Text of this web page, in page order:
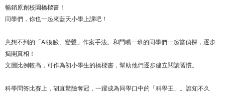
暢銷原創校園橋樑書！
同學們，你也一起來藍天小學上課吧！
意想不到的「AI換臉、變聲」作案手法。和鬥嘴一班的同學們一起當偵探，逐步
揭開真相！
文圖比例較高，可作為初小學生的橋樑書，幫助他們逐步建立閱讀習慣。
科學問答比賽上，胡直驚險奪冠，一躍成為同學口中的「科學王」。誰知不久